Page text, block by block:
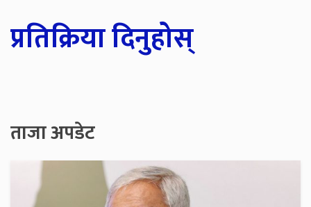
प्रतिक्रिया दिनुहोस्
ताजा अपडेट